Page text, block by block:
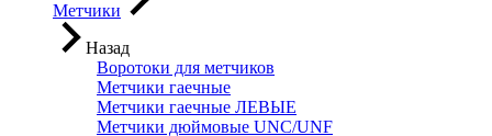
Метчики
Назад
Воротоки для метчиков
Метчики гаечные
Метчики гаечные ЛЕВЫЕ
Метчики дюймовые UNC/UNF